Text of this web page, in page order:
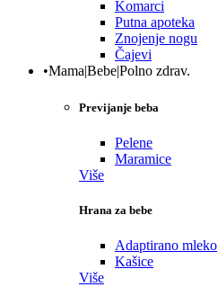
Komarci
Putna apoteka
Znojenje nogu
Čajevi
•Mama|Bebe|Polno zdrav.
Previjanje beba
Pelene
Maramice
Više
Hrana za bebe
Adaptirano mleko
Kašice
Više